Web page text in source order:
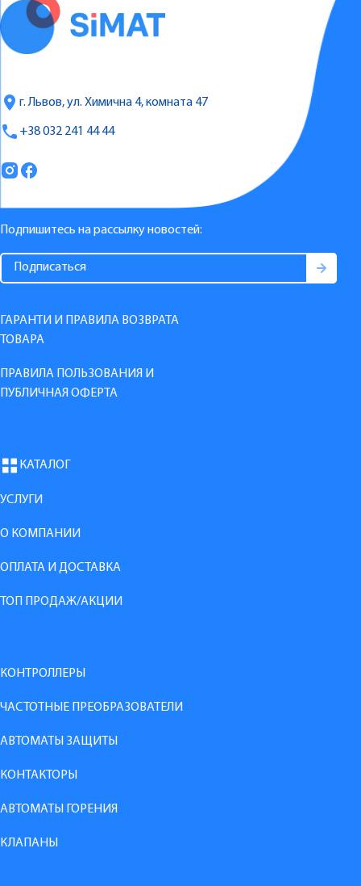
г. Львов, ул. Химична 4, комната 47
+38 032 241 44 44
Подпишитесь на рассылку новостей:
ГАРАНТИ И ПРАВИЛА ВОЗВРАТА
ТОВАРА
ПРАВИЛА ПОЛЬЗОВАНИЯ И
ПУБЛИЧНАЯ ОФЕРТА
КАТАЛОГ
УСЛУГИ
О КОМПАНИИ
ОПЛАТА И ДОСТАВКА
ТОП ПРОДАЖ/АКЦИИ
КОНТРОЛЛЕРЫ
ЧАСТОТНЫЕ ПРЕОБРАЗОВАТЕЛИ
АВТОМАТЫ ЗАЩИТЫ
КОНТАКТОРЫ
АВТОМАТЫ ГОРЕНИЯ
КЛАПАНЫ